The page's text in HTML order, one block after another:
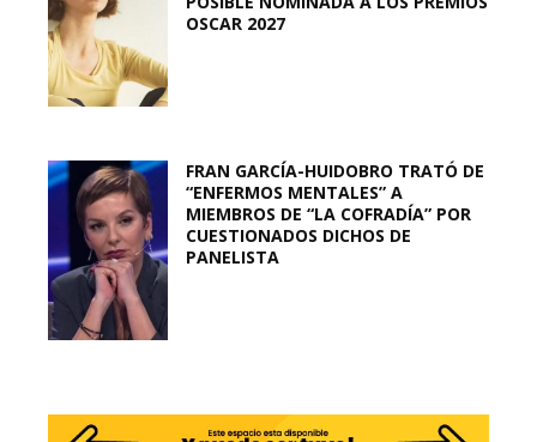
OSCAR 2027
FRAN GARCÍA-HUIDOBRO TRATÓ DE
“ENFERMOS MENTALES” A
MIEMBROS DE “LA COFRADÍA” POR
CUESTIONADOS DICHOS DE
PANELISTA